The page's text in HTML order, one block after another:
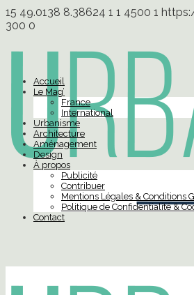
15 49.0138 8.38624 1 1 4500 1
300 0
Accueil
Le Mag’
France
International
Urbanisme
Architecture
Aménagement
Design
À propos
Publicité
Contribuer
Mentions Légales & Conditions
Politique de Confidentialité &
Contact